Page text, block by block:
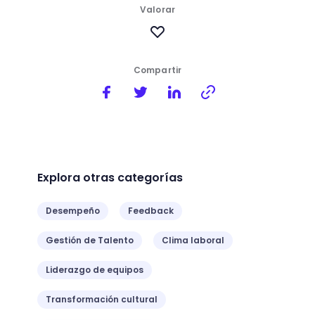
Compartir
Valorar
Explora otras categorías
Desempeño Feedback
Gestión de Talento Clima laboral
Liderazgo de equipos
Transformación cultural